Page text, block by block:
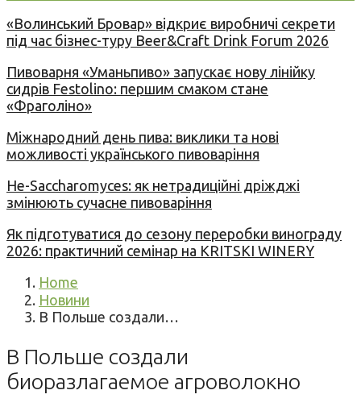
«Волинський Бровар» відкриє виробничі секрети
під час бізнес-туру Beer&Craft Drink Forum 2026
Пивоварня «Уманьпиво» запускає нову лінійку
сидрів Festolino: першим смаком стане
«Фраголіно»
Міжнародний день пива: виклики та нові
можливості українського пивоваріння
Не-Saccharomyces: як нетрадиційні дріжджі
змінюють сучасне пивоваріння
Як підготуватися до сезону переробки винограду
2026: практичний семінар на KRITSKI WINERY
Home
Новини
В Польше создали…
В Польше создали
биоразлагаемое агроволокно